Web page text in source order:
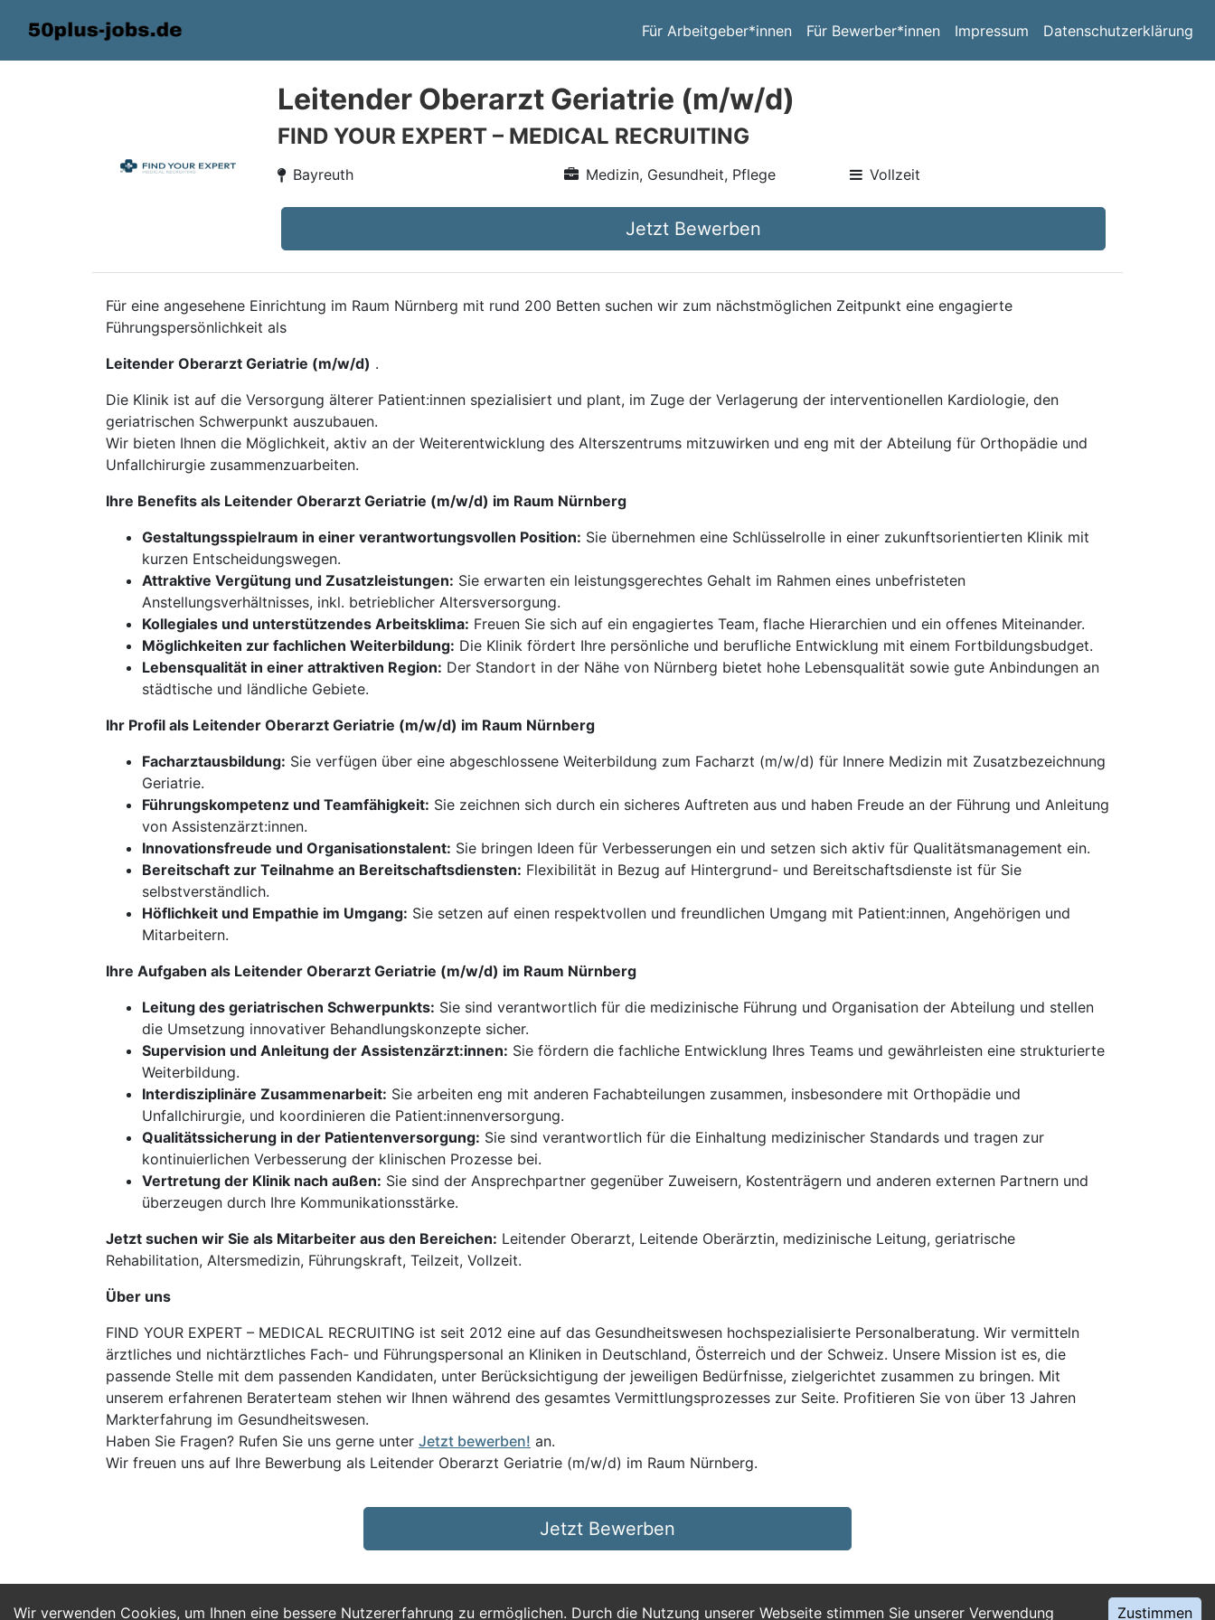
Für Arbeitgeber*innen Für Bewerber*innen Impressum Datenschutzerklärung
Wir verwenden Cookies, um Ihnen eine bessere Nutzererfahrung zu ermöglichen. Durch die Nutzung unserer Webseite stimmen Sie unserer Verwendung Zustimmen
Leitender Oberarzt Geriatrie (m/w/d)
FIND YOUR EXPERT – MEDICAL RECRUITING
Bayreuth Medizin, Gesundheit, Pflege Vollzeit
Jetzt Bewerben
Für eine angesehene Einrichtung im Raum Nürnberg mit rund 200 Betten suchen wir zum nächstmöglichen Zeitpunkt eine engagierte
Führungspersönlichkeit als
Leitender Oberarzt Geriatrie (m/w/d) .
Die Klinik ist auf die Versorgung älterer Patient:innen spezialisiert und plant, im Zuge der Verlagerung der interventionellen Kardiologie, den
geriatrischen Schwerpunkt auszubauen.
Wir bieten Ihnen die Möglichkeit, aktiv an der Weiterentwicklung des Alterszentrums mitzuwirken und eng mit der Abteilung für Orthopädie und
Unfallchirurgie zusammenzuarbeiten.
Ihre Benefits als Leitender Oberarzt Geriatrie (m/w/d) im Raum Nürnberg
Gestaltungsspielraum in einer verantwortungsvollen Position: Sie übernehmen eine Schlüsselrolle in einer zukunftsorientierten Klinik mit
kurzen Entscheidungswegen.
Attraktive Vergütung und Zusatzleistungen: Sie erwarten ein leistungsgerechtes Gehalt im Rahmen eines unbefristeten
Anstellungsverhältnisses, inkl. betrieblicher Altersversorgung.
Kollegiales und unterstützendes Arbeitsklima: Freuen Sie sich auf ein engagiertes Team, flache Hierarchien und ein offenes Miteinander.
Möglichkeiten zur fachlichen Weiterbildung: Die Klinik fördert Ihre persönliche und berufliche Entwicklung mit einem Fortbildungsbudget.
Lebensqualität in einer attraktiven Region: Der Standort in der Nähe von Nürnberg bietet hohe Lebensqualität sowie gute Anbindungen an
städtische und ländliche Gebiete.
Ihr Profil als Leitender Oberarzt Geriatrie (m/w/d) im Raum Nürnberg
Facharztausbildung: Sie verfügen über eine abgeschlossene Weiterbildung zum Facharzt (m/w/d) für Innere Medizin mit Zusatzbezeichnung
Geriatrie.
Führungskompetenz und Teamfähigkeit: Sie zeichnen sich durch ein sicheres Auftreten aus und haben Freude an der Führung und Anleitung
von Assistenzärzt:innen.
Innovationsfreude und Organisationstalent: Sie bringen Ideen für Verbesserungen ein und setzen sich aktiv für Qualitätsmanagement ein.
Bereitschaft zur Teilnahme an Bereitschaftsdiensten: Flexibilität in Bezug auf Hintergrund- und Bereitschaftsdienste ist für Sie
selbstverständlich.
Höflichkeit und Empathie im Umgang: Sie setzen auf einen respektvollen und freundlichen Umgang mit Patient:innen, Angehörigen und
Mitarbeitern.
Ihre Aufgaben als Leitender Oberarzt Geriatrie (m/w/d) im Raum Nürnberg
Leitung des geriatrischen Schwerpunkts: Sie sind verantwortlich für die medizinische Führung und Organisation der Abteilung und stellen
die Umsetzung innovativer Behandlungskonzepte sicher.
Supervision und Anleitung der Assistenzärzt:innen: Sie fördern die fachliche Entwicklung Ihres Teams und gewährleisten eine strukturierte
Weiterbildung.
Interdisziplinäre Zusammenarbeit: Sie arbeiten eng mit anderen Fachabteilungen zusammen, insbesondere mit Orthopädie und
Unfallchirurgie, und koordinieren die Patient:innenversorgung.
Qualitätssicherung in der Patientenversorgung: Sie sind verantwortlich für die Einhaltung medizinischer Standards und tragen zur
kontinuierlichen Verbesserung der klinischen Prozesse bei.
Vertretung der Klinik nach außen: Sie sind der Ansprechpartner gegenüber Zuweisern, Kostenträgern und anderen externen Partnern und
überzeugen durch Ihre Kommunikationsstärke.
Jetzt suchen wir Sie als Mitarbeiter aus den Bereichen: Leitender Oberarzt, Leitende Oberärztin, medizinische Leitung, geriatrische
Rehabilitation, Altersmedizin, Führungskraft, Teilzeit, Vollzeit.
Über uns
FIND YOUR EXPERT – MEDICAL RECRUITING ist seit 2012 eine auf das Gesundheitswesen hochspezialisierte Personalberatung. Wir vermitteln
ärztliches und nichtärztliches Fach- und Führungspersonal an Kliniken in Deutschland, Österreich und der Schweiz. Unsere Mission ist es, die
passende Stelle mit dem passenden Kandidaten, unter Berücksichtigung der jeweiligen Bedürfnisse, zielgerichtet zusammen zu bringen. Mit
unserem erfahrenen Beraterteam stehen wir Ihnen während des gesamtes Vermittlungsprozesses zur Seite. Profitieren Sie von über 13 Jahren
Markterfahrung im Gesundheitswesen.
Haben Sie Fragen? Rufen Sie uns gerne unter Jetzt bewerben! an.
Wir freuen uns auf Ihre Bewerbung als Leitender Oberarzt Geriatrie (m/w/d) im Raum Nürnberg.
Jetzt Bewerben